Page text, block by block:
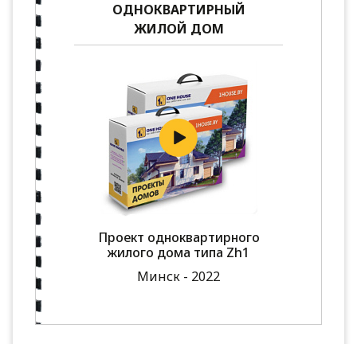
ОДНОКВАРТИРНЫЙ
ЖИЛОЙ ДОМ
Проект одноквартирного
жилого дома типа Zh1
Минск - 2022